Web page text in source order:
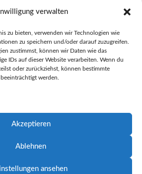
verwalten
zu bieten, verwenden wir Technologien wie
zu speichern und/oder darauf zuzugreifen.
zustimmst, können wir Daten wie das
IDs auf dieser Website verarbeiten. Wenn du
oder zurückziehst, können bestimmte
werden.
Akzeptieren
Ablehnen
ansehen
77, 44789 Bochum
bochum.de